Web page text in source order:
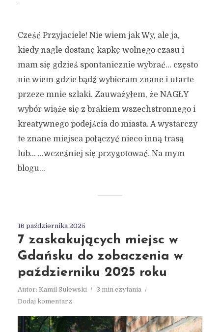
Cześć Przyjaciele! Nie wiem jak Wy, ale ja,
kiedy nagle dostanę kapkę wolnego czasu i
mam się gdzieś spontanicznie wybrać… często
nie wiem gdzie bądź wybieram znane i utarte
przeze mnie szlaki. Zauważyłem, że NAGŁY
wybór wiąże się z brakiem wszechstronnego i
kreatywnego podejścia do miasta. A wystarczy
te znane miejsca połączyć nieco inną trasą
lub… …wcześniej się przygotować. Na mym
blogu...
16 października 2025
7 zaskakujących miejsc w
Gdańsku do zobaczenia w
październiku 2025 roku
Autor: Kamil Sulewski
3 min czytania
Dodaj komentarz